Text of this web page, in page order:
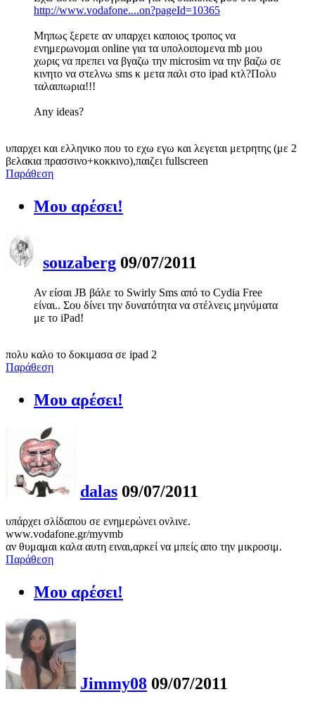
http://www.vodafone....on?pageId=10365
Μηπως ξερετε αν υπαρχει καποιος τροπος να
ενημερωνομαι online για τα υπολοιπομενα mb μου
χωρις να πρεπει να βγαζω την microsim να την βαζω σε
κινητο να στελνω sms κ μετα παλι στο ipad κτλ?Πολυ
ταλαιπωρια!!!
Any ideas?
υπαρχει και ελληνικο που το εχω εγω και λεγεται μετρητης (με 2
βελακια πρασσινο+κοκκινο),παιζει fullscreen
Παράθεση
Μου αρέσει!
souzaberg 09/07/2011
Αν είσαι JB βάλε το Swirly Sms από το Cydia Free
είναι.. Σου δίνει την δυνατότητα να στέλνεις μηνύματα
με το iPad!
πολυ καλο το δοκιμασα σε ipad 2
Παράθεση
Μου αρέσει!
dalas 09/07/2011
υπάρχει σλίδαπου σε ενημερώνει ονλινε.
www.vodafone.gr/myvmb
αν θυμαμαι καλα αυτη ειναι,αρκεί να μπείς απο την μικροσιμ.
Παράθεση
Μου αρέσει!
Jimmy08 09/07/2011